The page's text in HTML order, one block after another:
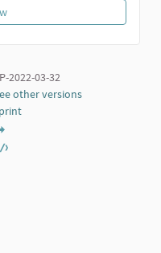
Roberto Villa con amici al Topo
2022-03-32
other versions